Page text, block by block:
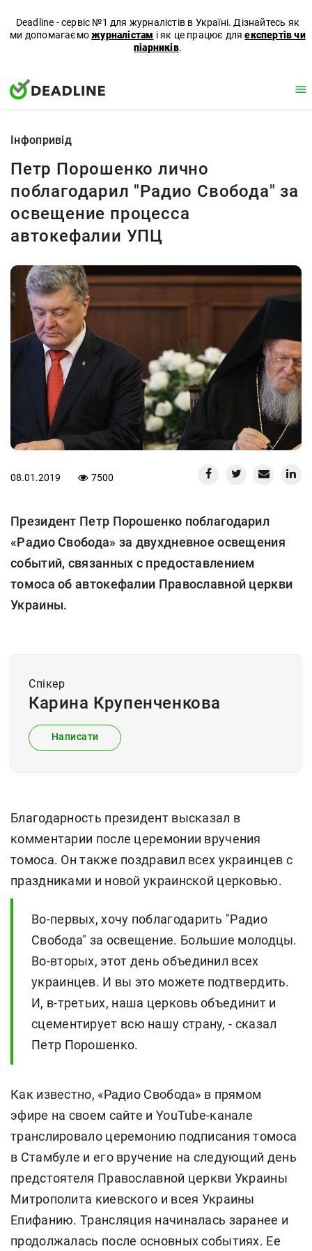
Deadline - сервіс №1 для журналістів в Україні. Дізнайтесь як
ми допомагаєможурналістам і як це працює дляекспертів чи
піарників.
Iнфопривід
Петр Порошенко лично
поблагодарил "Радио Свобода" за
освещение процесса
автокефалии УПЦ
08.01.2019 7500
Президент Петр Порошенко поблагодарил
«Радио Свобода» за двухдневное освещения
событий, связанных с предоставлением
томоса об автокефалии Православной церкви
Украины.
Спiкер
Карина Крупенченкова
Написати
Благодарность президент высказал в
комментарии после церемонии вручения
томоса. Он также поздравил всех украинцев с
праздниками и новой украинской церковью.
Во-первых, хочу поблагодарить "Радио
Свобода" за освещение. Большие молодцы.
Во-вторых, этот день объединил всех
украинцев. И вы это можете подтвердить.
И, в-третьих, наша церковь объединит и
сцементирует всю нашу страну, - сказал
Петр Порошенко.
Как известно, «Радио Свобода» в прямом
эфире на своем сайте и YouTube-канале
транслировало церемонию подписания томоса
в Стамбуле и его вручение на следующий день
предстоятеля Православной церкви Украины
Митрополита киевского и всея Украины
Епифанию. Трансляция начиналась заранее и
продолжалась после основных событиях. Ее